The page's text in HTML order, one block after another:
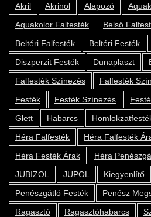
Akril
Akrinol Alapozó
Aquakolor Falfesték
Belső
Beltéri Falfesték
Beltéri Festék
Diszperzit Festék
Dunaplaszt
Falfesték Színezés
Falfesték
Festék
Festék Színezés
Glett
Habarcs
Héra Falfesték
Héra Falfesték
Héra Festék Árak
Héra
JUBIZOL
JUPOL Kiegyenlítő
Penészgátló Festék
Penész
Ragasztó
Ragasztóhabarcs